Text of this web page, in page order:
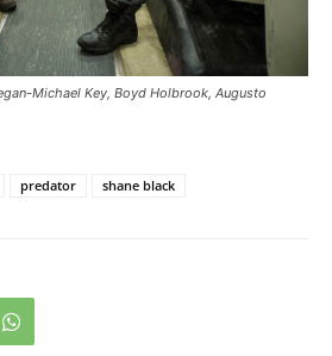
Michael Key, Boyd Holbrook, Augusto
predator shane black